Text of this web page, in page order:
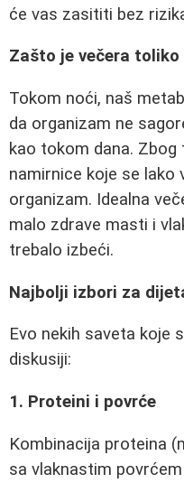
će vas zasititi bez
Zašto je večera
Tokom noći, naš
da organizam ne
kao tokom dana.
namirnice koje se lako
organizam. Idealna
malo zdrave masti i
trebalo izbeći.
Najbolji izbori za
Evo nekih saveta koje
diskusiji:
1. Proteini i povrće
Kombinacija proteina
sa vlaknastim